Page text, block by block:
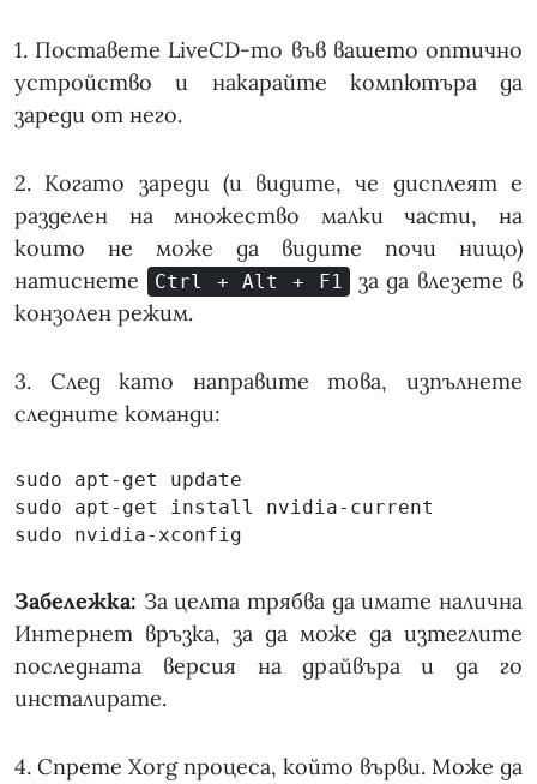
1. Поставете LiveCD-то във вашето оптично
устройство и накарайте компютъра да
зареди от него.
2. Когато зареди (и видите, че дисплеят е
разделен на множество малки части, на
които не може да видите почи нищо)
натиснете
Ctrl + Alt + F1
за да влезете в
конзолен режим.
3. След като направите това, изпълнете
следните команди:
sudo apt-get update
sudo apt-get install nvidia-current
sudo nvidia-xconfig
Забележка: За целта трябва да имате налична
Интернет връзка, за да може да изтеглите
последната версия на драйвъра и да го
инсталирате.
4. Спрете Xorg процеса, който върви. Може да